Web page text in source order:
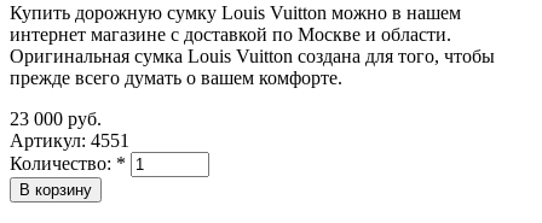
Купить дорожную сумку Louis Vuitton можно в нашем
интернет магазине с доставкой по Москве и области.
Оригинальная сумка Louis Vuitton создана для того, чтобы
прежде всего думать о вашем комфорте.
23 000 руб.
Артикул: 4551
Количество: *